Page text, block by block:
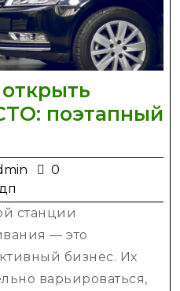
поэтапный
admin
0
станции
— это
бизнес. Их
варьироваться,